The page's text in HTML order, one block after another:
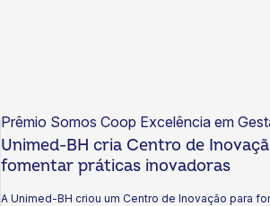
Prêmio Somos Coop Excelência em
Unimed-BH cria Centro de
fomentar práticas inovadoras
A Unimed-BH criou um Centro de Inovação para